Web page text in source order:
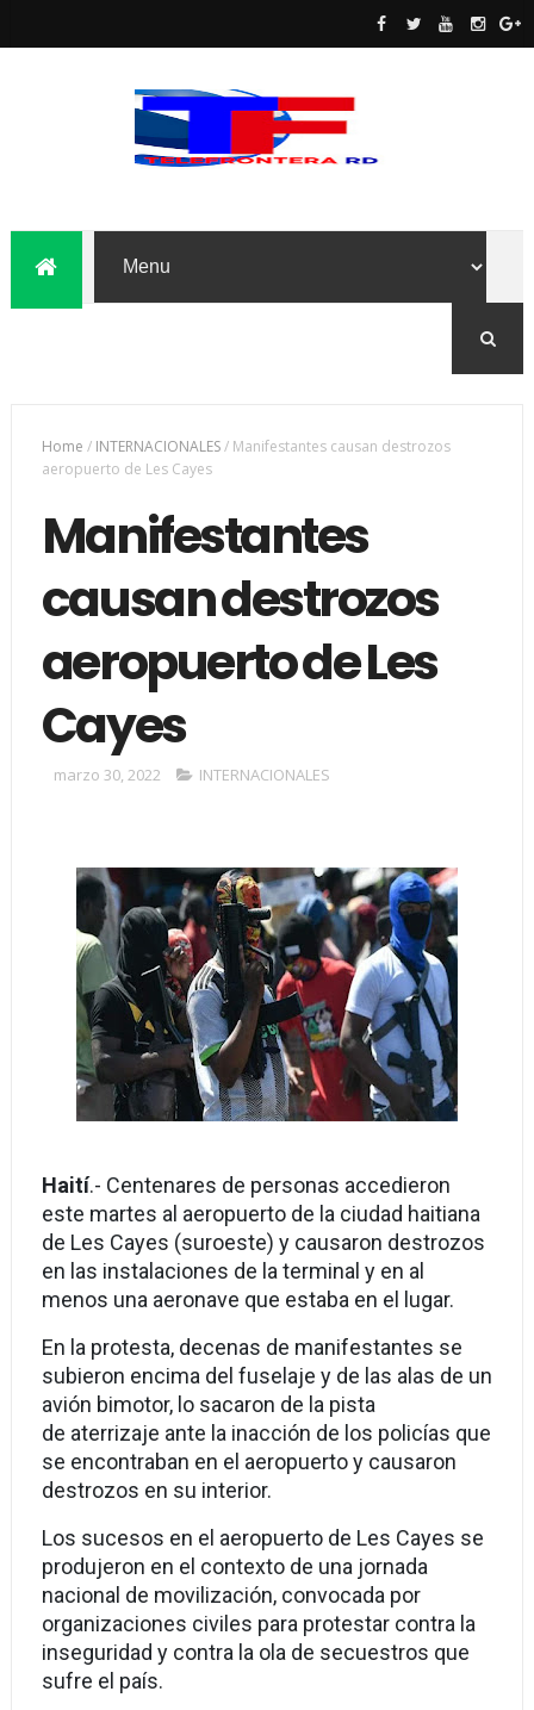
Home / INTERNACIONALES/ Manifestantes causan destrozos
aeropuerto de Les Cayes
Manifestantes
causan destrozos
aeropuerto de Les
Cayes
marzo 30, 2022 INTERNACIONALES
Haití.- Centenares de personas accedieron
este martes al aeropuerto de la ciudad haitiana
de Les Cayes (suroeste) y causaron destrozos
en las instalaciones de la terminal y en al
menos una aeronave que estaba en el lugar.
En la protesta, decenas de manifestantes se
subieron encima del fuselaje y de las alas de un
avión bimotor, lo sacaron de la pista
de aterrizaje ante la inacción de los policías que
se encontraban en el aeropuerto y causaron
destrozos en su interior.
Los sucesos en el aeropuerto de Les Cayes se
produjeron en el contexto de una jornada
nacional de movilización, convocada por
organizaciones civiles para protestar contra la
inseguridad y contra la ola de secuestros que
sufre el país.